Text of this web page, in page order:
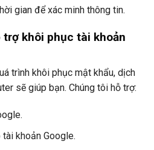
gian để xác minh thông tin.
trợ khôi phục tài khoản
trình khôi phục mật khẩu, dịch
sẽ giúp bạn. Chúng tôi hỗ trợ:
khoản Google.